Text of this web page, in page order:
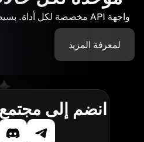
واجهة API مخصصة لكل أداة. بسيطة، سريعة، وموثقة بالكامل
لمعرفة المزيد
انضم إلى